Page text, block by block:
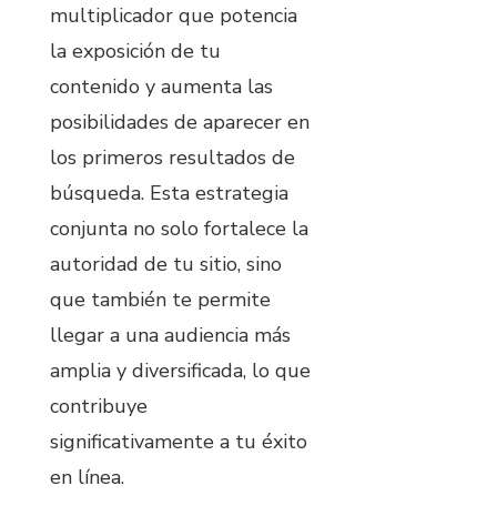
multiplicador que potencia
la exposición de tu
contenido y aumenta las
posibilidades de aparecer en
los primeros resultados de
búsqueda. Esta estrategia
conjunta no solo fortalece la
autoridad de tu sitio, sino
que también te permite
llegar a una audiencia más
amplia y diversificada, lo que
contribuye
significativamente a tu éxito
en línea.